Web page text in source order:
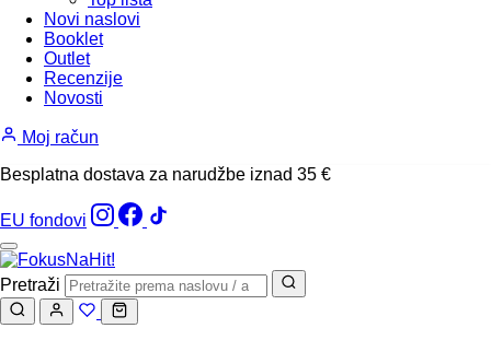
Novi naslovi
Booklet
Outlet
Recenzije
Novosti
Moj račun
Besplatna dostava za narudžbe iznad 35 €
EU fondovi
Pretraži